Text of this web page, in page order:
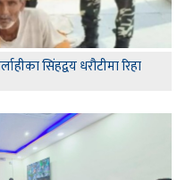
सिंहद्वय धरौटीमा रिहा